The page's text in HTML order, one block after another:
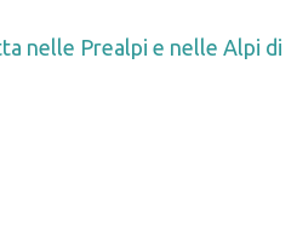
nelle Prealpi e nelle Alpi di
Sarai